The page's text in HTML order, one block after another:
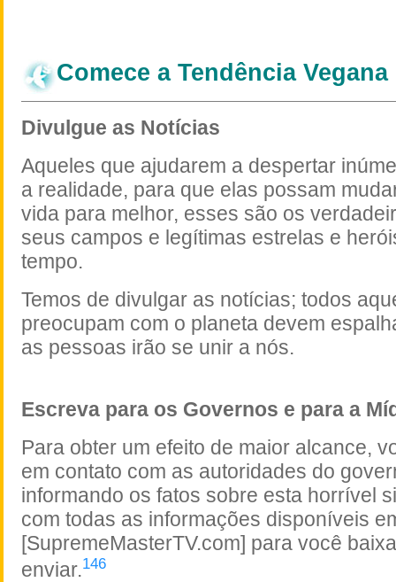
Comece a Tendência Vegana
Divulgue as Notícias
Aqueles que ajudarem a despertar
a realidade, para que elas possam
vida para melhor, esses são os
seus campos e legítimas estrelas e
tempo.
Temos de divulgar as notícias; todos
preocupam com o planeta devem
as pessoas irão se unir a nós.
Escreva para os Governos e para a
Para obter um efeito de maior alcance,
em contato com as autoridades do
informando os fatos sobre esta horrível
com todas as informações disponíveis
[SupremeMasterTV.com] para você
enviar.146